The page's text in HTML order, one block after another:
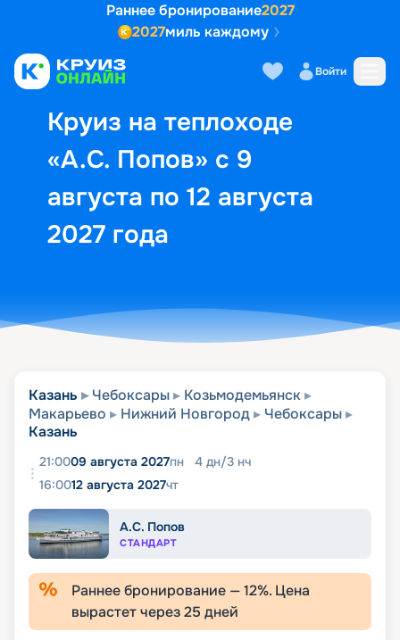
Раннее бронирование2027
2027миль каждому
Войти
Круиз на теплоходе
«А.С. Попов» с 9
августа по 12 августа
2027 года
Выбор кают Маршрут и
Казань Чебоксары
Козьмодемьянск
Макарьево
Нижний Новгород
Чебоксары
Казань
21:0009 августа 2027пн 4 дн/3 нч
16:0012 августа 2027чт
А.С. Попов
СТАНДАРТ
Раннее бронирование —12%. Цена
вырастет через25 дней